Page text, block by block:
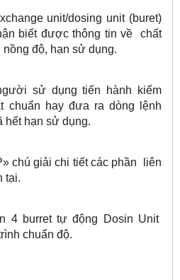
unit/dosing unit (buret)
biết được thông tin về chất
độ, hạn sử dụng.
sử dụng tiến hành kiểm
chuẩn hay đưa ra dòng lệnh
hết hạn sử dụng.
chú giải chi tiết các phần liên
tại.
4 burret tự động Dosin Unit
chuẩn độ.